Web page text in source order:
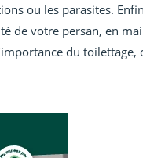
ou les parasites.
de votre persan, en
du